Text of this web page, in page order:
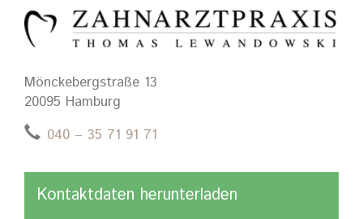
Mönckebergstraße 13
20095 Hamburg
040 – 35 71 91 71
Kontaktdaten herunterladen